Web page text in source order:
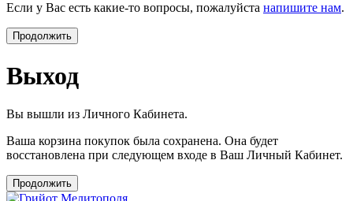
Если у Вас есть какие-то вопросы, пожалуйста напишите нам.
Продолжить
Выход
Вы вышли из Личного Кабинета.
Ваша корзина покупок была сохранена. Она будет
восстановлена при следующем входе в Ваш Личный Кабинет.
Продолжить